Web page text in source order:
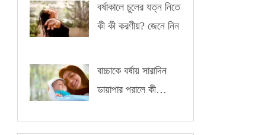
বর্ষাকালে চুলের যত্ন নিতে
কী কী করণীয়? জেনে নিন
বাচ্চাকে বর্ষায় সারাদিন
ডায়াপার পরালে কী